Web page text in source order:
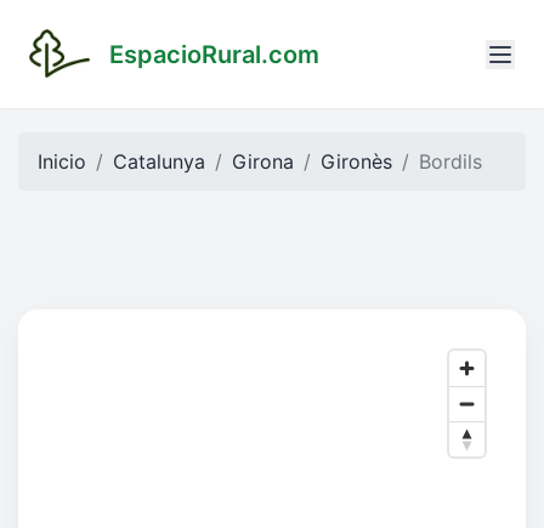
EspacioRural.com
Inicio Catalunya Girona Gironès Bordils